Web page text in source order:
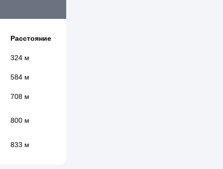
Расстояние
324 м
584 м
708 м
800 м
833 м